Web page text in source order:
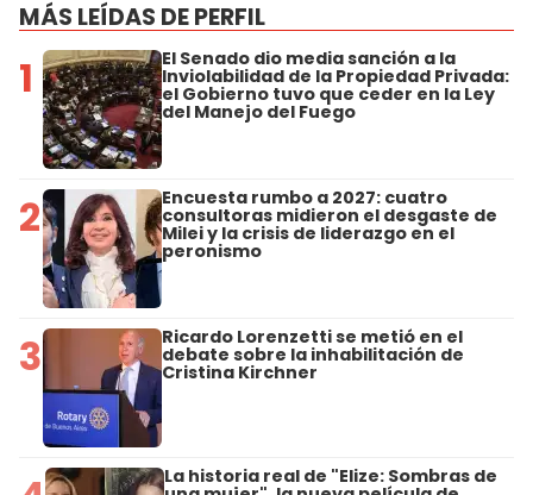
MÁS LEÍDAS DE PERFIL
1 El Senado dio media sanción a la
Inviolabilidad de la Propiedad Privada:
el Gobierno tuvo que ceder en la Ley
del Manejo del Fuego
2 Encuesta rumbo a 2027: cuatro
consultoras midieron el desgaste de
Milei y la crisis de liderazgo en el
peronismo
3 Ricardo Lorenzetti se metió en el
debate sobre la inhabilitación de
Cristina Kirchner
La historia real de "Elize: Sombras de